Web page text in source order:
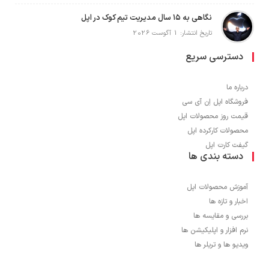
نگاهی به ۱۵ سال مدیریت تیم کوک در اپل
تاریخ انتشار: 1 آگوست 2026
دسترسی سریع
درباره ما
فروشگاه اپل اِن آی سی
قیمت روز محصولات اپل
محصولات کارکرده اپل
گیفت کارت اپل
دسته بندی ها
آموزش محصولات اپل
اخبار و تازه ها
بررسی و مقایسه ها
نرم افزار و اپلیکیشن ها
ویدیو ها و تریلر ها